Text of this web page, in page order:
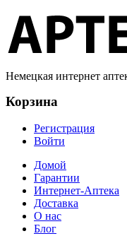
Немецкая интернет
Корзина
Регистрация
Войти
Домой
Гарантии
Интернет-Аптека
Доставка
О нас
Блог